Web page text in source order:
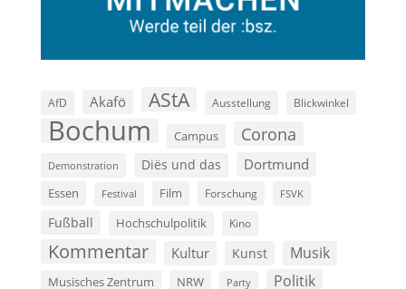
AfD Akafö AStA Ausstellung Blickwinkel
Bochum Campus Corona
Demonstration Diës und das Dortmund
Essen Festival Film Forschung FSVK
Fußball Hochschulpolitik Kino
Kommentar Kultur Kunst Musik
Musisches Zentrum NRW Party Politik